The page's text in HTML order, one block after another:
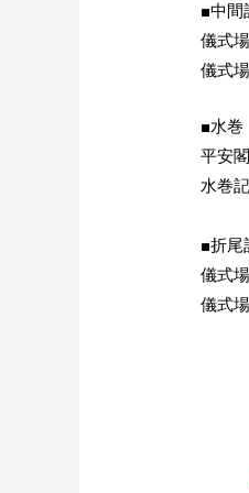
■中間
儀式
儀式
■水巻
平安
水巻
■折尾
儀式
儀式